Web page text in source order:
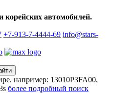
корейских автомобилей.
+7-913-7-4444-69 info@stars-
например: 13010P3FA00,
более подробный поиск